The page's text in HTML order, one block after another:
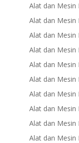
Alat dan Mesin
Alat dan Mesin
Alat dan Mesin
Alat dan Mesin
Alat dan Mesin
Alat dan Mesin
Alat dan Mesin
Alat dan Mesin
Alat dan Mesin
Alat dan Mesin